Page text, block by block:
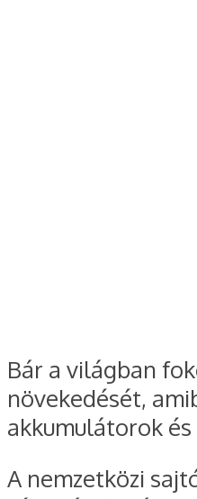
Bár a világban
növekedését,
akkumulátorok
A nemzetközi